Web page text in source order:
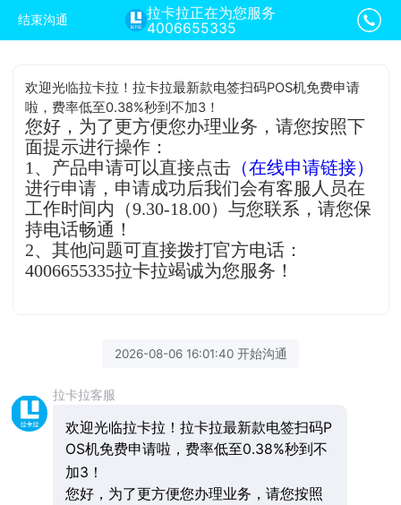
结束沟通
拉卡拉正在为您服务
4006655335
欢迎光临拉卡拉！拉卡拉最新款电签扫码POS机免费申请
啦，费率低至0.38%秒到不加3！
您好，为了更方便您办理业务，请您按照下
面提示进行操作：
1、产品申请可以直接点击 （在线申请链接）
进行申请，申请成功后我们会有客服人员在
工作时间内（9.30-18.00）与您联系，请您保
持电话畅通！
2、其他问题可直接拨打官方电话：
4006655335拉卡拉竭诚为您服务！
2026-08-06 16:01:40 开始沟通
拉卡拉客服
欢迎光临拉卡拉！拉卡拉最新款电签扫码P
OS机免费申请啦，费率低至0.38%秒到不
加3！
您好，为了更方便您办理业务，请您按照